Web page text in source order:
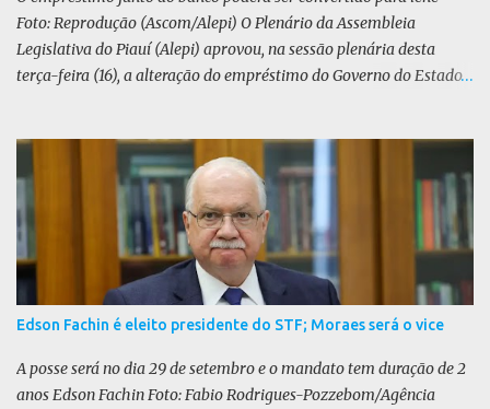
Foto: Reprodução (Ascom/Alepi) O Plenário da Assembleia
Legislativa do Piauí (Alepi) aprovou, na sessão plenária desta
terça-feira (16), a alteração do empréstimo do Governo do Estado
contrato, presente na lei 8.964/25, é de US$ 392 milhões. De acordo
com o Executivo, a mudança de moeda traz benefícios a longo
prazo. “A mudança se fundamenta em análises técnicas
aprofundadas conduzidas em conjunto com o BIRD, as quais
indicam que a contratação em iene japonês é mais vantajosa sob
os aspectos econômico e financeiro. Embora o custo dos juros em
dólares possa parecer inferior no curto prazo, a opção pelo iene
revela-se mais benéfica no longo prazo, tanto pela sua menor
volatilidade cambial quanto pela estabilidade da taxa de juros
atrelada à TONA”, explica. O deputado Gustavo Neiva (PP) votou
Edson Fachin é eleito presidente do STF; Moraes será o vice
A posse será no dia 29 de setembro e o mandato tem duração de 2
anos Edson Fachin Foto: Fabio Rodrigues-Pozzebom/Agência